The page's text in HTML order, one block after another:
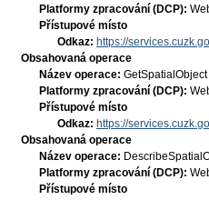
Platformy zpracování (DCP):
Přístupové místo
Odkaz: https://
Obsahovaná operace
Název operace: GetSpatialObject
Platformy zpracování (DCP):
Přístupové místo
Odkaz: https://
Obsahovaná operace
Název operace:
Platformy zpracování (DCP):
Přístupové místo